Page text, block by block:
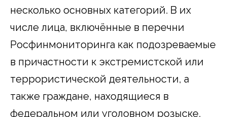
несколько основных категорий. В их
числе лица, включённые в перечни
Росфинмониторинга как подозреваемые
в причастности к экстремистской или
террористической деятельности, а
также граждане, находящиеся в
федеральном или уголовном розыске.